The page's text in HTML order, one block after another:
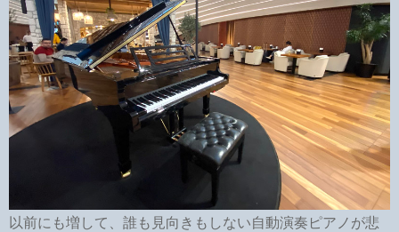
以前にも増して、誰も見向きもしない自動演奏ピアノが悲